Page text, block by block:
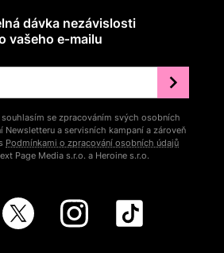
dávka nezávislosti
vašeho e‑mailu
se zpracováním svých osobních
Newsletteru a servisních kampaní a zároveň
Podmínkami o zpracování osobních údajů
Page Media s.r.o. a Heroine s.r.o.